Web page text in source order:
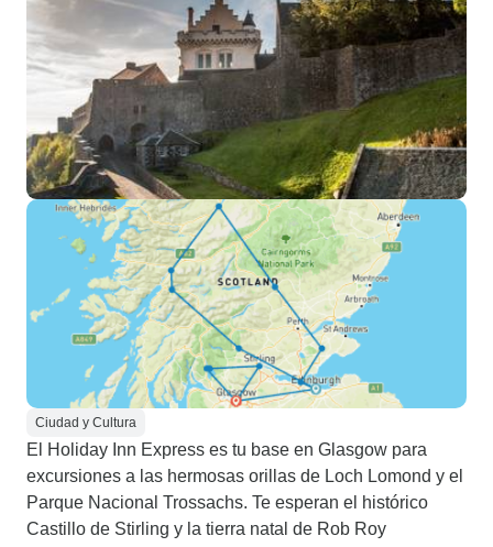
Ciudad y Cultura
El Holiday Inn Express es tu base en Glasgow para
excursiones a las hermosas orillas de Loch Lomond y el
Parque Nacional Trossachs. Te esperan el histórico
Castillo de Stirling y la tierra natal de Rob Roy